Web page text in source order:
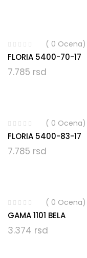
( 0 Ocena)
FLORIA 5400-70-17
7.785 rsd
( 0 Ocena)
FLORIA 5400-83-17
7.785 rsd
( 0 Ocena)
GAMA 1101 BELA
3.374 rsd